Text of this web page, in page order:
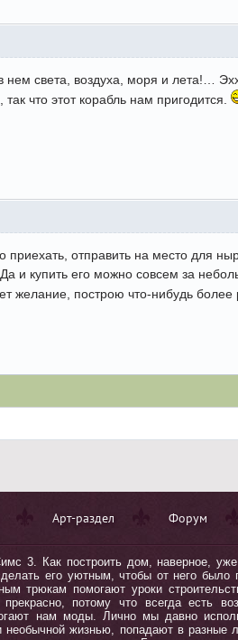
нем света, воздуха, моря и лета!…
что этот корабль нам пригодится.
отправить на место для
и купить его можно совсем за
желание, построю что-нибудь более
Арт-раздел Форум
3. Как построить дом, наверное,
его уютным, чтобы от него было
трюкам помогают уроки
потому что всегда есть
нам моды. Лично мы давно
необычной жизнью, попадают в